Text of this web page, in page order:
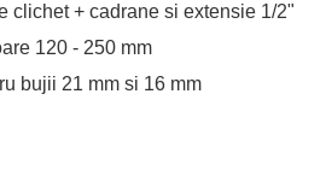
clichet + cadrane si extensie 1/2"
120 - 250 mm
bujii 21 mm si 16 mm